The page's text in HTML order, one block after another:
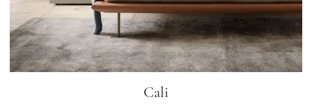
Cali